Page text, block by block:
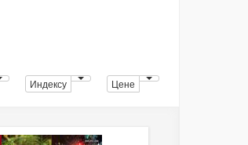
Индексу Цене